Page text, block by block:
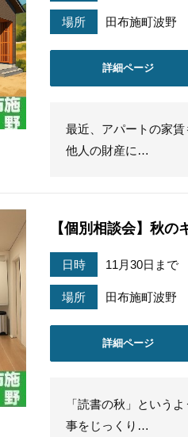
場所 田布施町波野
詳細ページ
最近、アパートの家
他人の財産に…
【個別相談会】秋の
日時 11月30日まで
場所 田布施町波野
詳細ページ
「読書の秋」という
事をじっくり…